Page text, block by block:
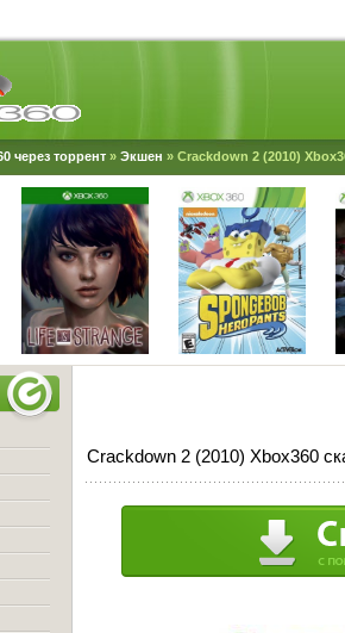
через торрент » Экшен » Crackdown 2 (2010)
Crackdown 2 (2010) Xbox360